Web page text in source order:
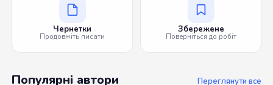
Чернетки
Продовжіть писати
Збережене
Поверніться до робіт
Популярні автори Переглянути все